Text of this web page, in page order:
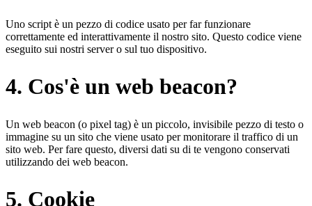
Uno script è un pezzo di codice usato per far funzionare
correttamente ed interattivamente il nostro sito. Questo codice viene
eseguito sui nostri server o sul tuo dispositivo.
4. Cos'è un web beacon?
Un web beacon (o pixel tag) è un piccolo, invisibile pezzo di testo o
immagine su un sito che viene usato per monitorare il traffico di un
sito web. Per fare questo, diversi dati su di te vengono conservati
utilizzando dei web beacon.
5. Cookie